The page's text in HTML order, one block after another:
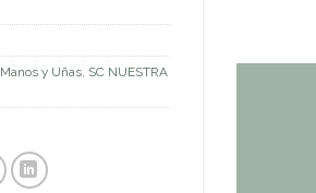
Manos y Uñas, SC NUESTRA